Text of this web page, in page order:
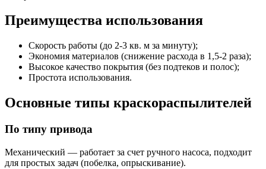
Преимущества использования
Скорость работы (до 2-3 кв. м за минуту);
Экономия материалов (снижение расхода в 1,5-2 раза);
Высокое качество покрытия (без подтеков и полос);
Простота использования.
Основные типы краскораспылителей
По типу привода
Механический — работает за счет ручного насоса, подходит
для простых задач (побелка, опрыскивание).